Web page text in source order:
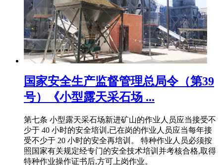
国家安全生产监督管理总局令（第39
号）《小型露天采石场 ...
第七条 小型露天采石场新进矿山的作业人员应当接受不
少于 40 小时的安全培训,已在岗的作业人员应当每年接
受不少于 20 小时的安全再培训。 特种作业人员必须按
照国家有关规定经专门的安全技术培训并考核合格,取得
特种作业操作证书后,方可上岗作业。